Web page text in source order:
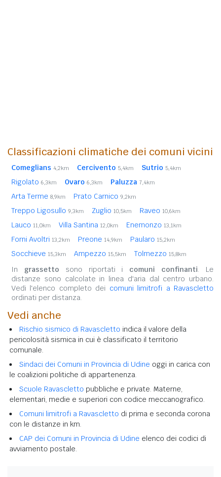
Classificazioni climatiche dei comuni vicini
Comeglians 4,2km Cercivento 5,4km Sutrio 5,4km
Rigolato 6,3km Ovaro 6,3km Paluzza 7,4km
Arta Terme 8,9km Prato Carnico 9,2km
Treppo Ligosullo 9,3km Zuglio 10,5km Raveo 10,6km
Lauco 11,0km Villa Santina 12,0km Enemonzo 13,1km
Forni Avoltri 13,2km Preone 14,9km Paularo 15,2km
Socchieve 15,3km Ampezzo 15,5km Tolmezzo 15,8km
In grassetto sono riportati i comuni confinanti. Le
distanze sono calcolate in linea d'aria dal centro urbano.
Vedi l'elenco completo dei comuni limitrofi a Ravascletto
ordinati per distanza.
Vedi anche
Rischio sismico di Ravascletto indica il valore della
pericolosità sismica in cui è classificato il territorio
comunale.
Sindaci dei Comuni in Provincia di Udine oggi in carica con
le coalizioni politiche di appartenenza.
Scuole Ravascletto pubbliche e private. Materne,
elementari, medie e superiori con codice meccanografico.
Comuni limitrofi a Ravascletto di prima e seconda corona
con le distanze in km.
CAP dei Comuni in Provincia di Udine elenco dei codici di
avviamento postale.